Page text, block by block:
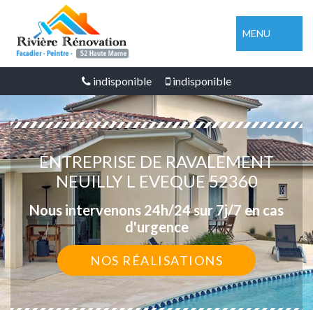
MENU
indisponible indisponible
ENTREPRISE DE RAVALEMENT
NEUILLY L EVEQUE 52360
Nous intervenons 24h/24 sur 7j/7 en cas
d'urgence
NOS RÉALISATIONS